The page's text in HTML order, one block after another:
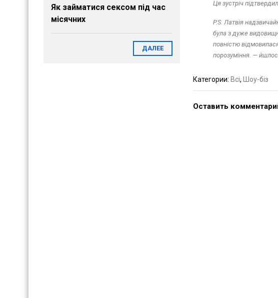
Ця зустріч
P.S. Латвія
була з дуже
повністю
порозуміння. —
Категории: Всі, Шоу-біз
Оставить
Як займатися сексом під час
місячних
ДАЛЕЕ